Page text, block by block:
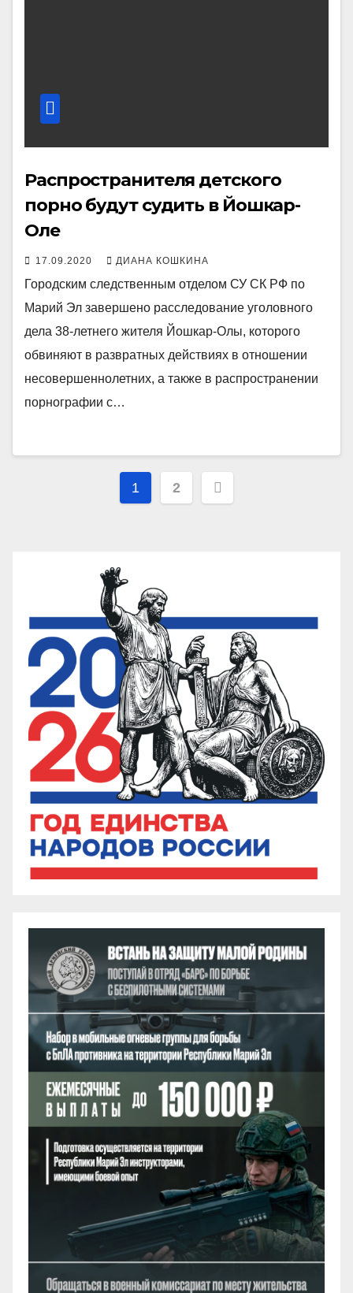
Распространителя детского
порно будут судить в Йошкар-
Оле
17.09.2020 ДИАНА КОШКИНА
Городским следственным отделом СУ СК РФ по
Марий Эл завершено расследование уголовного
дела 38-летнего жителя Йошкар-Олы, которого
обвиняют в развратных действиях в отношении
несовершеннолетних, а также в распространении
порнографии с…
Пагинация
1 2